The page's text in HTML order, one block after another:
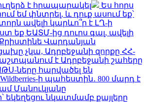
է հրապարակել
Ես հորս
եմ փնտրել, և դուք ասում եք՝
ավելի կարևո՞ր է ԼՂ-ի
եք ԵԱՏՄ-ից դուրս գալ, ավելի
Քրիստինե Վարդանյան
չկա, Ադրբեջանի զորքը ՀՀ-
է Ադրբեջանի շահերը
ները հարվածել են
ի պահեստին․ 800 մարդ է
Մանուկյանը
եկեղեցու նկատմամբ քայլերը